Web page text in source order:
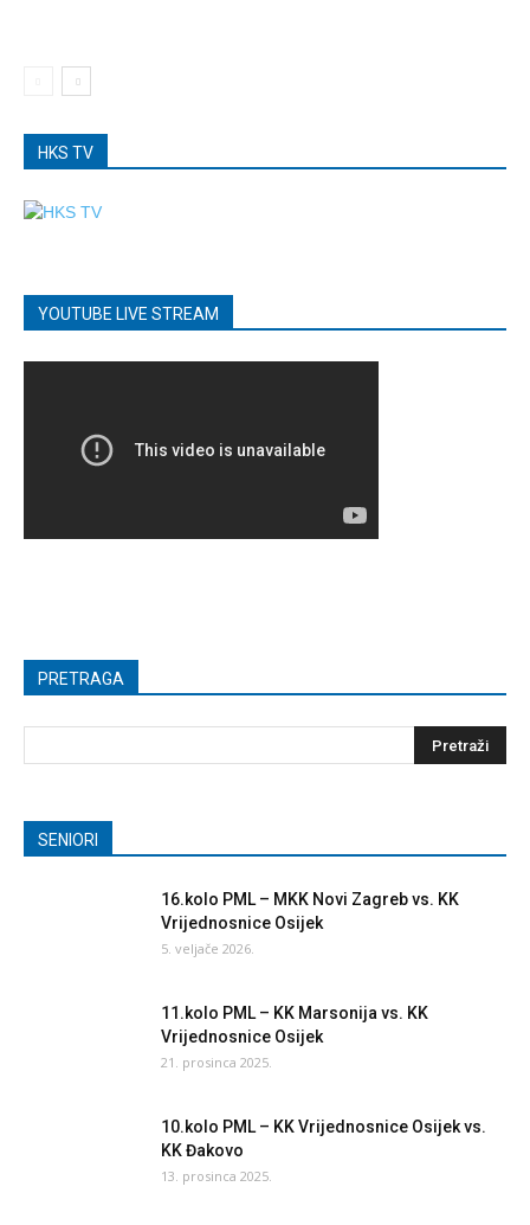
HKS TV
YOUTUBE LIVE STREAM
PRETRAGA
SENIORI
16.kolo PML – MKK Novi Zagreb vs. KK
Vrijednosnice Osijek
5. veljače 2026.
11.kolo PML – KK Marsonija vs. KK
Vrijednosnice Osijek
21. prosinca 2025.
10.kolo PML – KK Vrijednosnice Osijek vs.
KK Đakovo
13. prosinca 2025.